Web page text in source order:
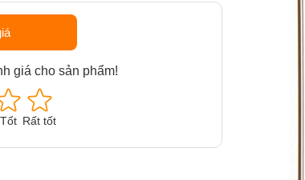
giá cho sản phẩm!
Tốt Rất tốt